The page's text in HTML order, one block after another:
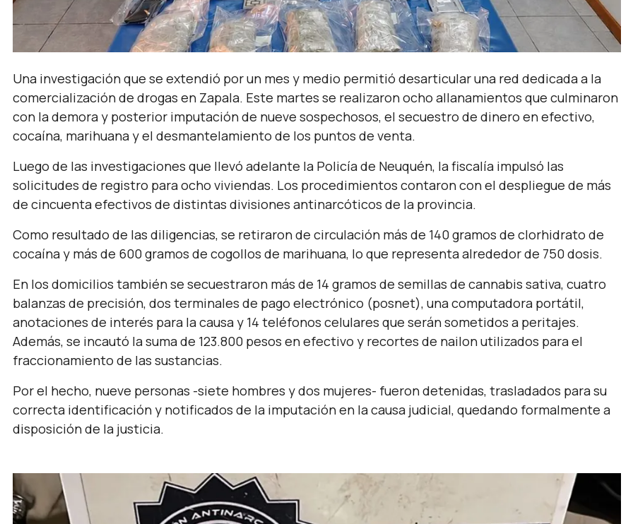
Una investigación que se extendió por un mes y medio permitió desarticular una red dedicada a la
comercialización de drogas en Zapala. Este martes se realizaron ocho allanamientos que culminaron
con la demora y posterior imputación de nueve sospechosos, el secuestro de dinero en efectivo,
cocaína, marihuana y el desmantelamiento de los puntos de venta.
Luego de las investigaciones que llevó adelante la Policía de Neuquén, la fiscalía impulsó las
solicitudes de registro para ocho viviendas. Los procedimientos contaron con el despliegue de más
de cincuenta efectivos de distintas divisiones antinarcóticos de la provincia.
Como resultado de las diligencias, se retiraron de circulación más de 140 gramos de clorhidrato de
cocaína y más de 600 gramos de cogollos de marihuana, lo que representa alrededor de 750 dosis.
En los domicilios también se secuestraron más de 14 gramos de semillas de cannabis sativa, cuatro
balanzas de precisión, dos terminales de pago electrónico (posnet), una computadora portátil,
anotaciones de interés para la causa y 14 teléfonos celulares que serán sometidos a peritajes.
Además, se incautó la suma de 123.800 pesos en efectivo y recortes de nailon utilizados para el
fraccionamiento de las sustancias.
Por el hecho, nueve personas -siete hombres y dos mujeres- fueron detenidas, trasladados para su
correcta identificación y notificados de la imputación en la causa judicial, quedando formalmente a
disposición de la justicia.